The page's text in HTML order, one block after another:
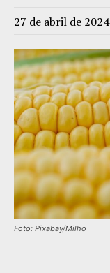
27 de abril de 2024
Foto: Pixabay/Milho